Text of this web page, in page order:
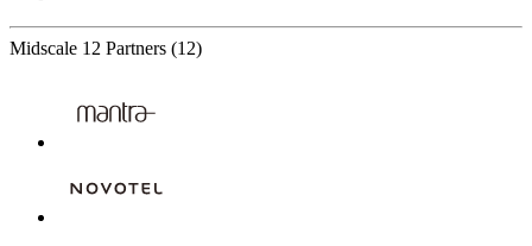
Midscale 12 Partners (12)